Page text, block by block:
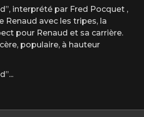
auprès de votre point de
habituelles.
pour sa compréhension et son
exceptionnelle.
interprété par Fred Pocquet ,
Renaud avec les tripes, la
pour Renaud et sa carrière.
populaire, à hauteur
...